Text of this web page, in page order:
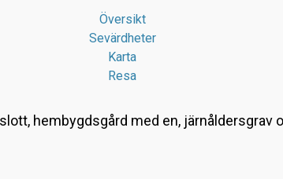
Översikt
Sevärdheter
Karta
Resa
hembygdsgård med en,